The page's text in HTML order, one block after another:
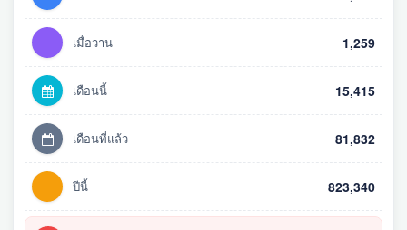
เมื่อวาน 1,259
เดือนนี้ 15,415
เดือนที่แล้ว 81,832
ปีนี้ 823,340